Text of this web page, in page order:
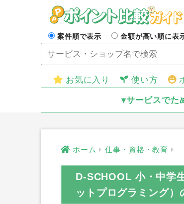
案件順で表示 金額が高い順に表
お気に入り 使い方
▾サービスでた
ホーム 仕事・資格・教育
D-SCHOOL 小・中学
ットプログラミング